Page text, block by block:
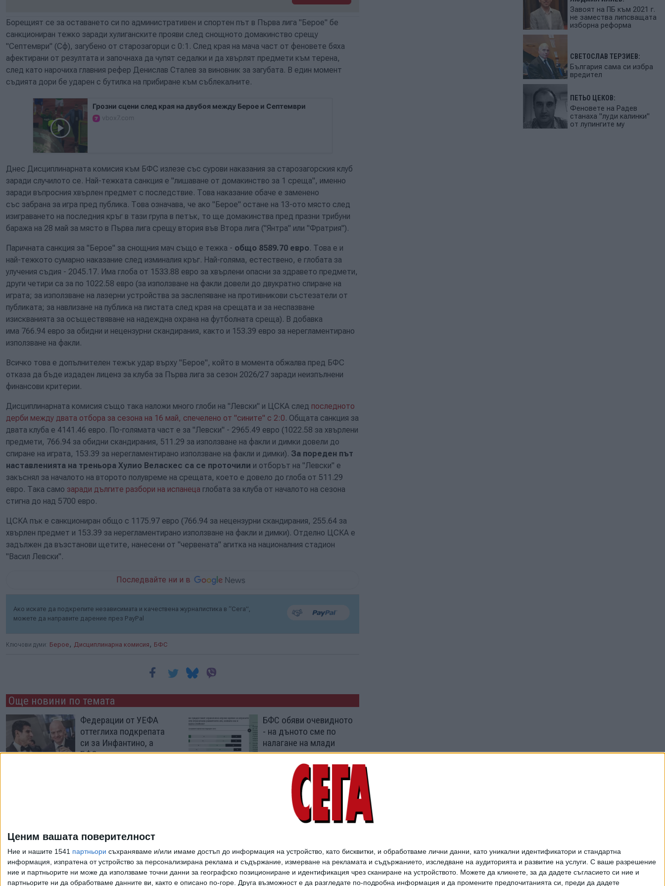
Ценим вашата поверителност
Ние и нашите 1541 партньори съхраняваме и/или имаме достъп до информация на устройство, като бисквитки, и обработваме лични данни, като уникални идентификатори и стандартна
информация, изпратена от устройство за персонализирана реклама и съдържание, измерване на рекламата и съдържанието, изследване на аудиторията и развитие на услуги. С ваше разрешение
ние и партньорите ни може да използваме точни данни за географско позициониране и идентификация чрез сканиране на устройството. Можете да кликнете, за да дадете съгласието си ние и
партньорите ни да обработваме данните ви, както е описано по-горе. Друга възможност е да разгледате по-подробна информация и да промените предпочитанията си, преди да дадете
Борещият се за оставането си по административен и спортен път в Първа лига "Берое" бе
санкциониран тежко заради хулиганските прояви след снощното домакинство срещу
"Септември" (Сф), загубено от старозагорци с 0:1. След края на мача част от феновете бяха
афектирани от резултата и започнаха да чупят седалки и да хвърлят предмети към терена,
след като нарочиха главния рефер Денислав Сталев за виновник за загубата. В един момент
съдията дори бе ударен с бутилка на прибиране към съблекалните.
Грозни сцени след края на двубоя между Берое и Септември
vbox7.com
Днес Дисциплинарната комисия към БФС излезе със сурови наказания за старозагорския клуб
заради случилото се. Най-тежката санкция е "лишаване от домакинство за 1 среща", именно
заради въпросния хвърлен предмет с последствие. Това наказание обаче е заменено
със забрана за игра пред публика. Това означава, че ако "Берое" остане на 13-ото място след
изиграването на последния кръг в тази група в петък, то ще домакинства пред празни трибуни
баража на 28 май за място в Първа лига срещу втория във Втора лига ("Янтра" или "Фратрия").
Паричната санкция за "Берое" за снощния мач също е тежка - общо 8589.70 евро. Това е и
най-тежкото сумарно наказание след изминалия кръг. Най-голяма, естествено, е глобата за
улучения съдия - 2045.17. Има глоба от 1533.88 евро за хвърлени опасни за здравето предмети,
други четири са за по 1022.58 евро (за използване на факли довели до двукратно спиране на
играта; за използване на лазерни устройства за заслепяване на противникови състезатели от
публиката; за навлизане на публика на пистата след края на срещата и за неспазване
изискванията за осъществяване на надеждна охрана на футболната среща). В добавка
има 766.94 евро за обидни и нецензурни скандирания, както и 153.39 евро за нерегламентирано
използване на факли.
Всичко това е допълнителен тежък удар върху "Берое", който в момента обжалва пред БФС
отказа да бъде издаден лиценз за клуба за Първа лига за сезон 2026/27 заради неизпълнени
финансови критерии.
Дисциплинарната комисия също така наложи много глоби на "Левски" и ЦСКА след последното
дерби между двата отбора за сезона на 16 май, спечелено от "сините" с 2:0. Общата санкция за
двата клуба е 4141.46 евро. По-голямата част е за "Левски" - 2965.49 евро (1022.58 за хвърлени
предмети, 766.94 за обидни скандирания, 511.29 за използване на факли и димки довели до
спиране на играта, 153.39 за нерегламентирано използване на факли и димки). За пореден път
наставленията на треньора Хулио Веласкес са се проточили и отборът на "Левски" е
закъснял за началото на второто полувреме на срещата, което е довело до глоба от 511.29
евро. Така само заради дългите разбори на испанеца глобата за клуба от началото на сезона
стигна до над 5700 евро.
ЦСКА пък е санкциониран общо с 1175.97 евро (766.94 за нецензурни скандирания, 255.64 за
хвърлен предмет и 153.39 за нерегламентирано използване на факли и димки). Отделно ЦСКА е
задължен да възстанови щетите, нанесени от "червената" агитка на националния стадион
"Васил Левски".
Последвайте ни и в
Ако искате да подкрепите независимата и качествена журналистика в “Сега”,
можете да направите дарение през PayPal
Ключови думи: Берое , Дисциплинарна комисия , БФС
Още новини по темата
Федерации от УЕФА
оттеглиха подкрепата
си за Инфантино, а
БФС мълчи
БФС обяви очевидното
- на дъното сме по
налагане на млади
играчи
02 Авг. 2026
28 Юли 2026
Президентът на БФС
защити опрощаването
на 199 467 евро на
Още по темата
Завоят на ПБ към 2021 г.
не замества липсващата
изборна реформа
СВЕТОСЛАВ ТЕРЗИЕВ:
България сама си избра
вредител
ПЕТЬО ЦЕКОВ:
Феновете на Радев
станаха "луди калинки"
от лупингите му